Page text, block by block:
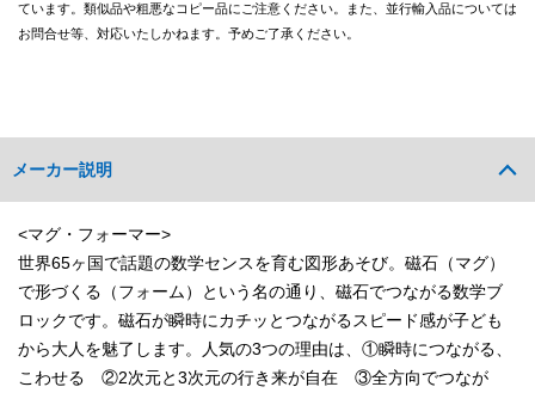
ています。類似品や粗悪なコピー品にご注意ください。また、並行輸入品については
お問合せ等、対応いたしかねます。予めご了承ください。
メーカー説明
<マグ・フォーマー>
世界65ヶ国で話題の数学センスを育む図形あそび。磁石（マグ）
で形づくる（フォーム）という名の通り、磁石でつながる数学ブ
ロックです。磁石が瞬時にカチッとつながるスピード感が子ども
から大人を魅了します。人気の3つの理由は、①瞬時につながる、
こわせる ②2次元と3次元の行き来が自在 ③全方向でつなが